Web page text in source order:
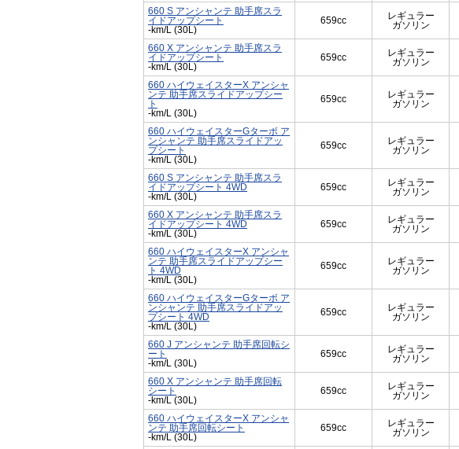
660 S アンシャンテ 助手席スラ
イドアップシート
-km/L (30L)
659cc
レギュラー
ガソリン
660 X アンシャンテ 助手席スラ
イドアップシート
-km/L (30L)
659cc
レギュラー
ガソリン
660 ハイウェイスターX アンシャ
ンテ 助手席スライドアップシー
ト
-km/L (30L)
659cc
レギュラー
ガソリン
660 ハイウェイスターGターボ ア
ンシャンテ 助手席スライドアッ
プシート
-km/L (30L)
659cc
レギュラー
ガソリン
660 S アンシャンテ 助手席スラ
イドアップシート 4WD
-km/L (30L)
659cc
レギュラー
ガソリン
660 X アンシャンテ 助手席スラ
イドアップシート 4WD
-km/L (30L)
659cc
レギュラー
ガソリン
660 ハイウェイスターX アンシャ
ンテ 助手席スライドアップシー
ト 4WD
-km/L (30L)
659cc
レギュラー
ガソリン
660 ハイウェイスターGターボ ア
ンシャンテ 助手席スライドアッ
プシート 4WD
-km/L (30L)
659cc
レギュラー
ガソリン
660 J アンシャンテ 助手席回転シ
ート
-km/L (30L)
659cc
レギュラー
ガソリン
660 X アンシャンテ 助手席回転
シート
-km/L (30L)
659cc
レギュラー
ガソリン
660 ハイウェイスターX アンシャ
ンテ 助手席回転シート
-km/L (30L)
659cc
レギュラー
ガソリン